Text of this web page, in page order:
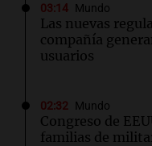
03:14 Mundo
Las nuevas
compañía
usuarios
02:32 Mundo
Congreso de
familias de